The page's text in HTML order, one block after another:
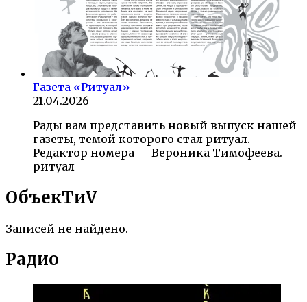
Газета «Ритуал»
21.04.2026
Рады вам представить новый выпуск нашей
газеты, темой которого стал ритуал.
Редактор номера — Вероника Тимофеева.
ритуал
ОбъекTиV
Записей не найдено.
Радио